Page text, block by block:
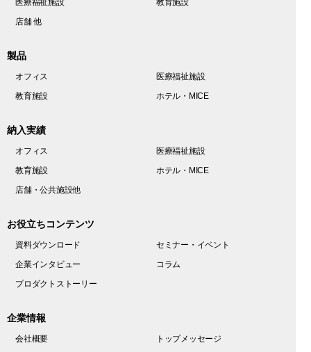
店舗 他
製品
オフィス
医療福祉施設
教育施設
ホテル・MICE
納入実績
オフィス
医療福祉施設
教育施設
ホテル・MICE
店舗・公共施設他
お役立ちコンテンツ
資料ダウンロード
セミナー・イベント
企業インタビュー
コラム
プロダクトストーリー
企業情報
会社概要
トップメッセージ